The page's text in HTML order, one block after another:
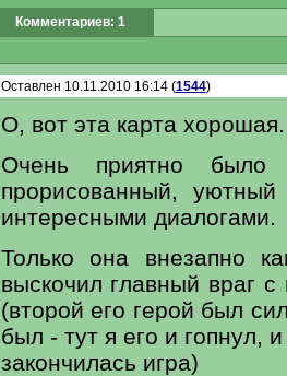
Комментариев: 1
Оставлен 10.11.2010 16:14 (1544)
О, вот эта карта хорошая.
Очень приятно было
прорисованный,
интересными диалогами.
Только она внезапно
выскочил главный враг
(второй его герой был
был - тут я его и гопнул,
закончилась игра)